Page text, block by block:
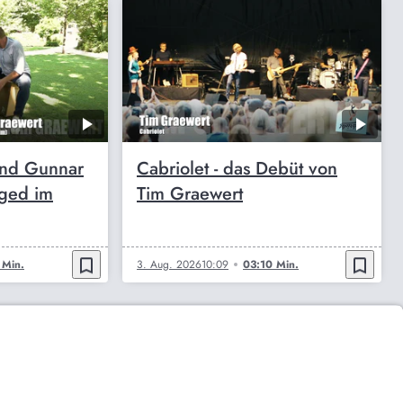
Gunnar
im
bookmark_border
Cabriolet - das Debüt von
Tim Graewert
3. Aug. 202610:09 03:10 Min. bookmark_border